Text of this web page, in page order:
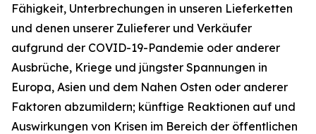
Fähigkeit, Unterbrechungen in unseren Lieferketten
und denen unserer Zulieferer und Verkäufer
aufgrund der COVID-19-Pandemie oder anderer
Ausbrüche, Kriege und jüngster Spannungen in
Europa, Asien und dem Nahen Osten oder anderer
Faktoren abzumildern; künftige Reaktionen auf und
Auswirkungen von Krisen im Bereich der öffentlichen